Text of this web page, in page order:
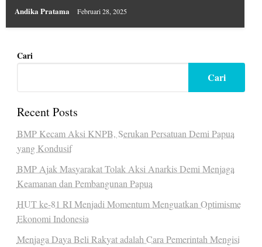
Andika Pratama Februari 28, 2025
Cari
Cari
Recent Posts
BMP Kecam Aksi KNPB, Serukan Persatuan Demi Papua
yang Kondusif
BMP Ajak Masyarakat Tolak Aksi Anarkis Demi Menjaga
Keamanan dan Pembangunan Papua
HUT ke-81 RI Menjadi Momentum Menguatkan Optimisme
Ekonomi Indonesia
Menjaga Daya Beli Rakyat adalah Cara Pemerintah Mengisi